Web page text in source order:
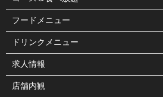
フードメニュー
ドリンクメニュー
求人情報
店舗内観